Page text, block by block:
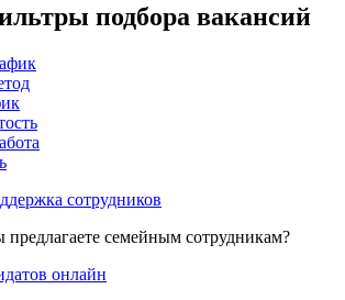
подбора вакансий
сотрудников
предлагаете семейным сотрудникам?
онлайн